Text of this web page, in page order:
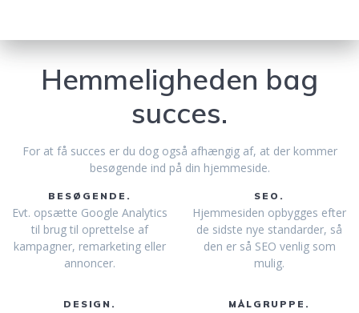
Hemmeligheden bag
succes.
For at få succes er du dog også afhængig af, at der kommer
besøgende ind på din hjemmeside.
BESØGENDE.
Evt. opsætte Google Analytics
til brug til oprettelse af
kampagner, remarketing eller
annoncer.
SEO.
Hjemmesiden opbygges efter
de sidste nye standarder, så
den er så SEO venlig som
mulig.
DESIGN. MÅLGRUPPE.